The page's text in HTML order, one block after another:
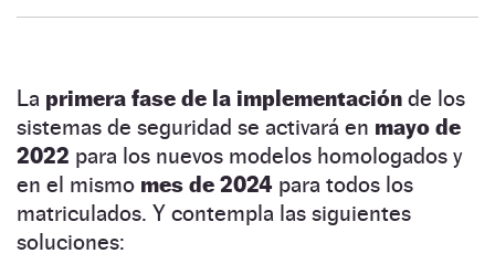
La primera fase de la implementación de los
sistemas de seguridad se activará en mayo de
2022 para los nuevos modelos homologados y
en el mismo mes de 2024 para todos los
matriculados. Y contempla las siguientes
soluciones: